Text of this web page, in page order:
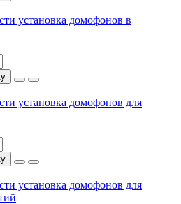
установка домофонов в
установка домофонов для
установка домофонов для